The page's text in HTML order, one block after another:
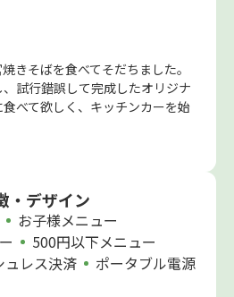
きそばを食べてそだちました。
試行錯誤して完成したオリジナ
べて欲しく、キッチンカーを始
・デザイン
お子様メニュー
500円以下メニュー
ュレス決済
ポータブル電源